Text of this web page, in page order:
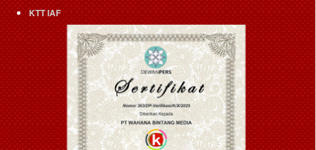
KTT IAF